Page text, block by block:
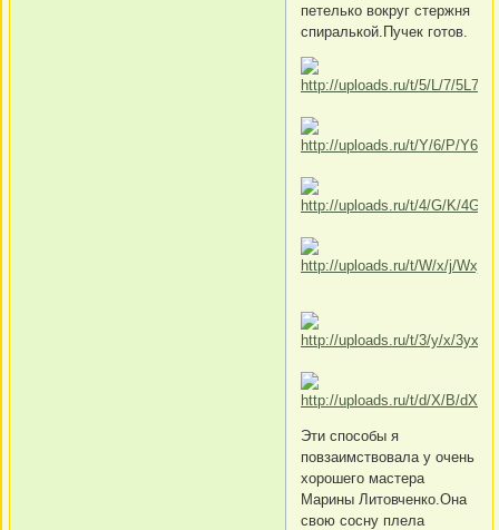
петелько вокруг стержня
спиралькой.Пучек готов.
Эти способы я
повзаимствовала у очень
хорошего мастера
Марины Литовченко.Она
свою сосну плела